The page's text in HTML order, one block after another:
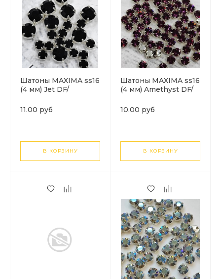
Шатоны MAXIMA ss16
(4 мм) Jet DF/
11.00 руб
В КОРЗИНУ
Шатоны MAXIMA ss16
(4 мм) Amethyst DF/
10.00 руб
В КОРЗИНУ